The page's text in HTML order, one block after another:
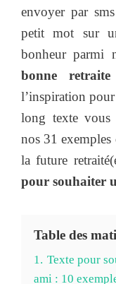
envoyer par
petit mot sur
bonheur parmi
bonne retraite
l’inspiration
long texte vous
nos 31
la future
pour souhaiter
Table des
1. Texte pour
ami : 10